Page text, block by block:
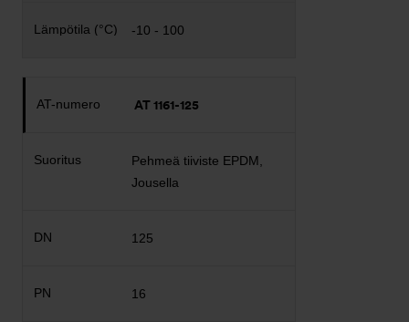
-10 - 100
AT 1161-125
Pehmeä tiiviste EPDM,
Jousella
125
16